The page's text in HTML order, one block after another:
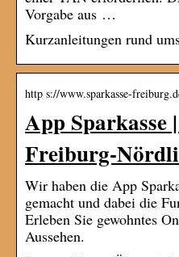
Vorgabe aus …
Kurzanleitungen rund
http s://www.sparkasse-
App Sparkasse
Freiburg-
Wir haben die App
gemacht und dabei die
Erleben Sie gewohntes
Aussehen.